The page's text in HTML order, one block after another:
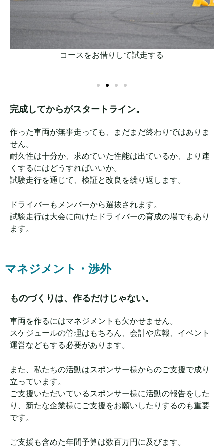
コースをお借りして試走する
完成してからがスタートライン。
作った車両が無事走っても、まだまだ終わりではありま
せん。
耐久性は十分か、求めていた性能は出ているか、より速
くするにはどうすればいいか。
試験走行を通じて、検証と改良を繰り返します。
ドライバーもメンバーから選抜されます。
試験走行は大会に向けたドライバーの育成の場でもあり
ます。
マネジメント・渉外
ものづくりは、作るだけじゃない。
車両を作るにはマネジメントも欠かせません。
スケジュールの管理はもちろん、 会計や広報、イベント
運営などもする必要があります。
また、私たちの活動はスポンサー様からのご支援で成り
立っています。
ご支援いただいているスポンサー様に活動の報告をした
り、新たな企業様にご支援をお願いしたりするのも重要
です。
ご支援も含めた年間予算は数百万円に及びます。